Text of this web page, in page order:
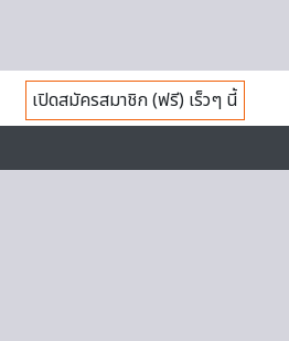
เปิดสมัครสมาชิก (ฟรี) เร็วๆ นี้